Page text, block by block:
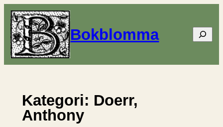
Hoppa
till
innehåll
Bokblomma Sök
Kategori: Doerr,
Anthony